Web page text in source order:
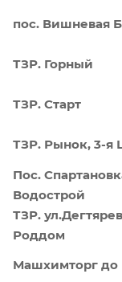
пос. Вишневая
ТЗР. Горный
ТЗР. Старт
ТЗР. Рынок, 3-я
Пос.
Водострой
ТЗР.
Роддом
Машхимторг до